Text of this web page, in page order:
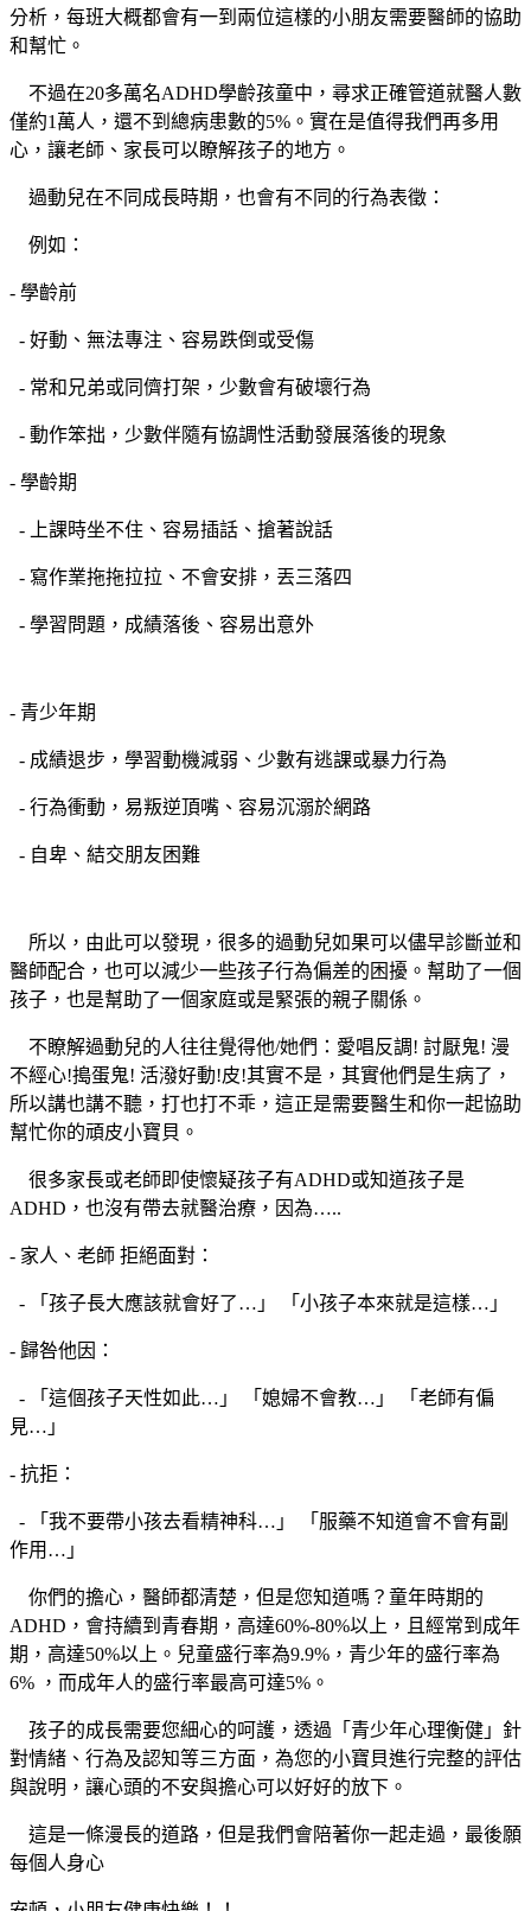
分析，每班大概都會有一到兩位這樣的小朋友需要醫師的協助
和幫忙。
不過在20多萬名ADHD學齡孩童中，尋求正確管道就醫人數
僅約1萬人，還不到總病患數的5%。實在是值得我們再多用
心，讓老師、家長可以瞭解孩子的地方。
過動兒在不同成長時期，也會有不同的行為表徵：
例如：
- 學齡前
- 好動、無法專注、容易跌倒或受傷
- 常和兄弟或同儕打架，少數會有破壞行為
- 動作笨拙，少數伴隨有協調性活動發展落後的現象
- 學齡期
- 上課時坐不住、容易插話、搶著說話
- 寫作業拖拖拉拉、不會安排，丟三落四
- 學習問題，成績落後、容易出意外
- 青少年期
- 成績退步，學習動機減弱、少數有逃課或暴力行為
- 行為衝動，易叛逆頂嘴、容易沉溺於網路
- 自卑、結交朋友困難
所以，由此可以發現，很多的過動兒如果可以儘早診斷並和
醫師配合，也可以減少一些孩子行為偏差的困擾。幫助了一個
孩子，也是幫助了一個家庭或是緊張的親子關係。
不瞭解過動兒的人往往覺得他/她們：愛唱反調! 討厭鬼! 漫
不經心!搗蛋鬼! 活潑好動!皮!其實不是，其實他們是生病了，
所以講也講不聽，打也打不乖，這正是需要醫生和你一起協助
幫忙你的頑皮小寶貝。
很多家長或老師即使懷疑孩子有ADHD或知道孩子是
ADHD，也沒有帶去就醫治療，因為…..
- 家人、老師 拒絕面對：
- 「孩子長大應該就會好了…」 「小孩子本來就是這樣…」
- 歸咎他因：
- 「這個孩子天性如此…」 「媳婦不會教…」 「老師有偏
見…」
- 抗拒：
- 「我不要帶小孩去看精神科…」 「服藥不知道會不會有副
作用…」
你們的擔心，醫師都清楚，但是您知道嗎？童年時期的
ADHD，會持續到青春期，高達60%-80%以上，且經常到成年
期，高達50%以上。兒童盛行率為9.9%，青少年的盛行率為
6% ，而成年人的盛行率最高可達5%。
孩子的成長需要您細心的呵護，透過「青少年心理衡健」針
對情緒、行為及認知等三方面，為您的小寶貝進行完整的評估
與說明，讓心頭的不安與擔心可以好好的放下。
這是一條漫長的道路，但是我們會陪著你一起走過，最後願
每個人身心